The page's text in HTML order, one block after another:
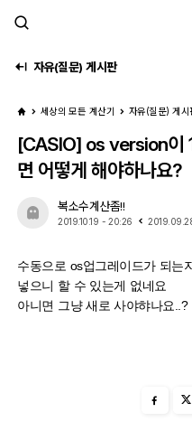
자유(질문) 게시판
세상의 모든 계산기 자유(질문) 게시
[CASIO] os version이
면 어떻게 해야하나요?
복소수계산좀!!
2019.10.19 - 20:26
수동으로 os업그레이드가 되는
넣으니 할 수 있는게 없네요
아니면 그냥 새로 사야햐나요..?